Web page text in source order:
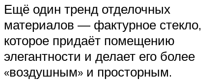
Ещё один тренд отделочных
материалов — фактурное стекло,
которое придаёт помещению
элегантности и делает его более
«воздушным» и просторным.